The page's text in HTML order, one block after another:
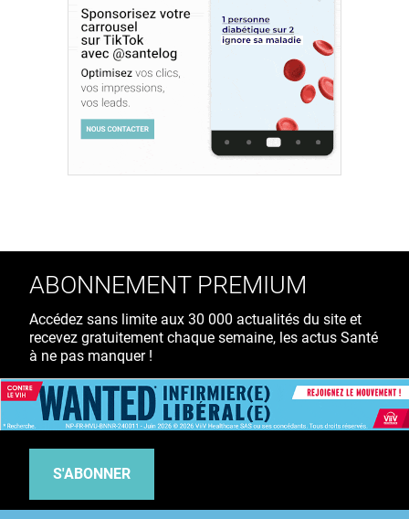
ABONNEMENT PREMIUM
Accédez sans limite aux 30 000 actualités du site et
recevez gratuitement chaque semaine, les actus Santé
à ne pas manquer !
39€ TTC
/ an
S'ABONNER